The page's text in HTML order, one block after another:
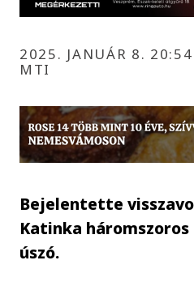
2025. JANUÁR 8.
MTI
Bejelentette
Katinka
úszó.